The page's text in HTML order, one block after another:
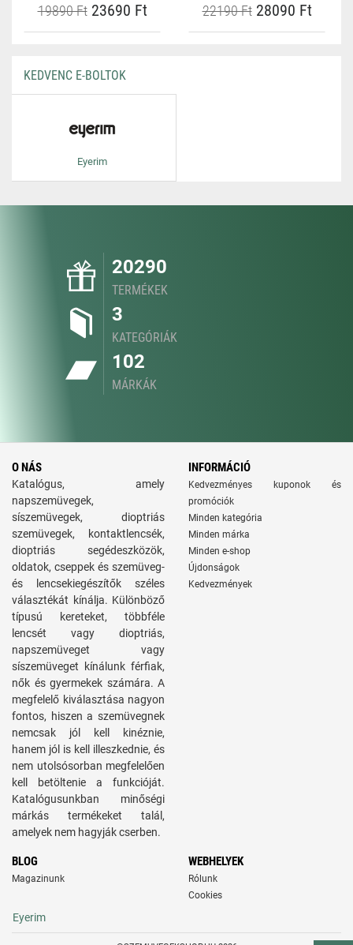
19890 Ft23690 Ft 22190 Ft28090 Ft
KEDVENC E-BOLTOK
Eyerim
20290
TERMÉKEK
3
KATEGÓRIÁK
102
MÁRKÁK
O NÁS
Katalógus, amely
napszemüvegek,
síszemüvegek, dioptriás
szemüvegek, kontaktlencsék,
dioptriás segédeszközök,
oldatok, cseppek és szemüveg-
és lencsekiegészítők széles
választékát kínálja. Különböző
típusú kereteket, többféle
lencsét vagy dioptriás,
napszemüveget vagy
síszemüveget kínálunk férfiak,
nők és gyermekek számára. A
megfelelő kiválasztása nagyon
fontos, hiszen a szemüvegnek
nemcsak jól kell kinéznie,
hanem jól is kell illeszkednie, és
nem utolsósorban megfelelően
kell betöltenie a funkcióját.
Katalógusunkban minőségi
márkás termékeket talál,
amelyek nem hagyják cserben.
INFORMÁCIÓ
Kedvezményes kuponok és
promóciók
Minden kategória
Minden márka
Minden e-shop
Újdonságok
Kedvezmények
BLOG
Magazinunk
WEBHELYEK
Rólunk
Cookies
Eyerim